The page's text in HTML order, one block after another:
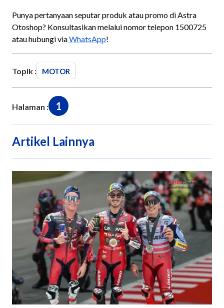
Punya pertanyaan seputar produk atau promo di Astra
Otoshop? Konsultasikan melalui nomor telepon 1500725
atau hubungi viaWhatsApp!
Topik : MOTOR
Halaman : 1
Artikel Lainnya